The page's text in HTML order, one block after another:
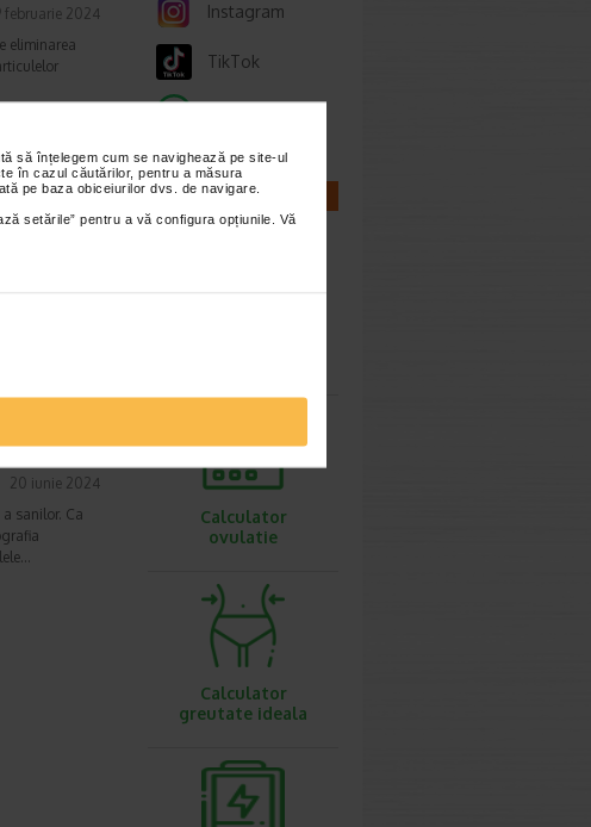
să înțelegem cum se navighează pe site-ul
în cazul căutărilor, pentru a măsura
pe baza obiceiurilor dvs. de navigare.
setările” pentru a vă configura opțiunile. Vă
februarie 2024
eliminarea
san
20 iunie 2024
sanilor. Ca
Instagram
TikTok
CALCULATOARE
Calculator
ovulatie
Calculator
greutate ideala